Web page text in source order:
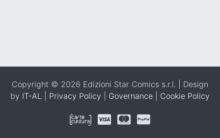
Copyright © 2026 Edizioni Star Comics s.r.l. | Design
by IT-AL Privacy Policy Governance Cookie Policy